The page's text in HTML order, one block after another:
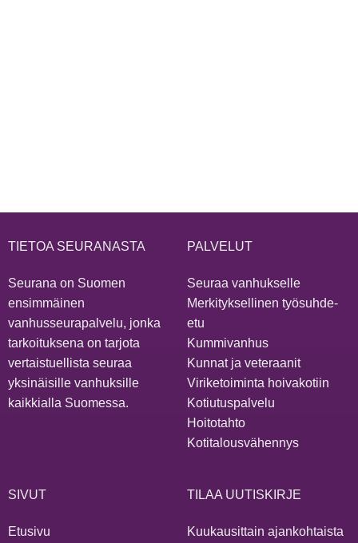
TIETOA SEURANASTA
Seurana on Suomen
ensimmäinen
vanhusseurapalvelu, jonka
tarkoituksena on tarjota
vertaistuellista seuraa
yksinäisille vanhuksille
kaikkialla Suomessa.
PALVELUT
Seuraa vanhukselle
Merkityksellinen työsuhde-
etu
Kummivanhus
Kunnat ja veteraanit
Viriketoiminta hoivakotiin
Kotiutuspalvelu
Hoitotahto
Kotitalousvähennys
SIVUT
Etusivu
TILAA UUTISKIRJE
Kuukausittain ajankohtaista